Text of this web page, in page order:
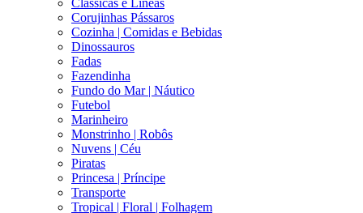
Clássicas e Líneas
Corujinhas Pássaros
Cozinha | Comidas e Bebidas
Dinossauros
Fadas
Fazendinha
Fundo do Mar | Náutico
Futebol
Marinheiro
Monstrinho | Robôs
Nuvens | Céu
Piratas
Princesa | Príncipe
Transporte
Tropical | Floral | Folhagem